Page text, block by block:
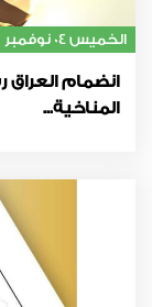
الخميس 04 نوفمبر
انضمام العراق
المناخية...